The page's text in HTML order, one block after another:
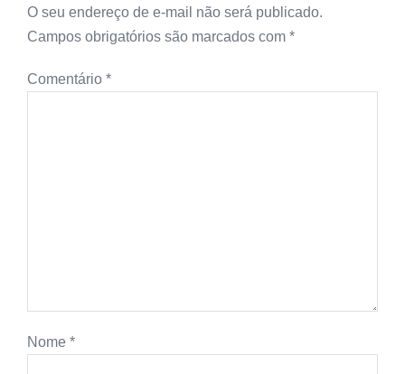
O seu endereço de e-mail não será publicado.
Campos obrigatórios são marcados com *
Comentário *
Nome *